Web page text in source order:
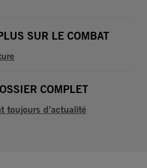
SUR LE COMBAT
COMPLET
toujours d’actualité